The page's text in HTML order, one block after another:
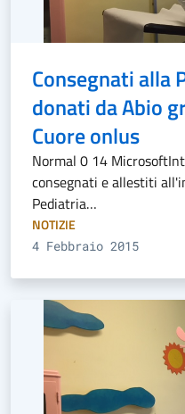
Consegnati alla
donati da Abio
Cuore onlus
Normal 0 14
consegnati e allestiti
Pediatria…
NOTIZIE
4 Febbraio 2015